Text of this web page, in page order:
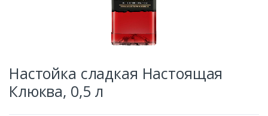
Настойка сладкая Настоящая
Клюква, 0,5 л